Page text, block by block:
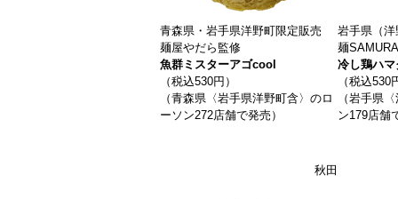
青森県・岩手県洋野町限定販売
麺屋やだら監修
魚群ミスターアゴcool
（税込530円）
（青森県〈岩手県洋野町含〉のロ
ーソン272店舗で発売）
岩手県（
麺
冷し鶏ハ
（税込530
（岩手県
ン179店舗
秋田